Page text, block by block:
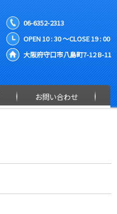
06-6352-2313
OPEN 10 : 30 ～CLOSE 19 : 00
大阪府守口市八島町7-12 B-11
お問い合わせ